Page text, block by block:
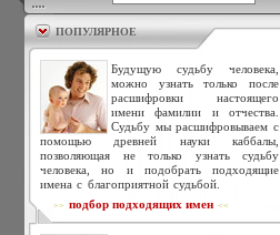
ПОПУЛЯРНОЕ
Будущую судьбу человека,
можно узнать только после
расшифровки настоящего
имени фамилии и отчества.
Судьбу мы расшифровываем с
помощью древней науки каббалы,
позволяющая не только узнать судьбу
человека, но и подобрать подходящие
имена с благоприятной судьбой.
>> подбор подходящих имен <<